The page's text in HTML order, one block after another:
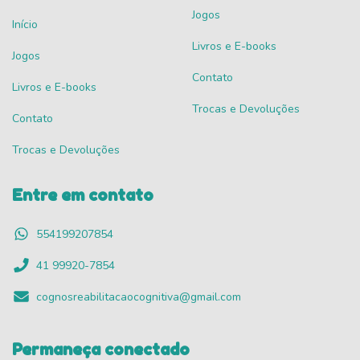
Início
Jogos
Livros e E-books
Contato
Trocas e Devoluções
Jogos
Livros e E-books
Contato
Trocas e Devoluções
Entre em contato
554199207854
41 99920-7854
cognosreabilitacaocognitiva@gmail.com
Permaneça conectado